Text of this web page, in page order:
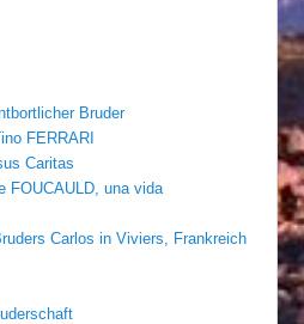
Bruder
FERRARI
Caritas
FOUCAULD, una vida
Carlos in Viviers, Frankreich